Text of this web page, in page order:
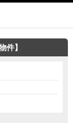
件】